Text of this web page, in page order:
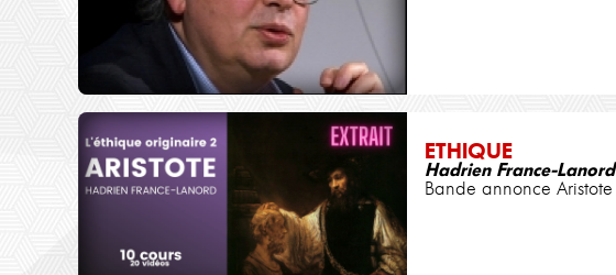
ETHIQUE
Hadrien France-Lanord
Bande annonce Aristote